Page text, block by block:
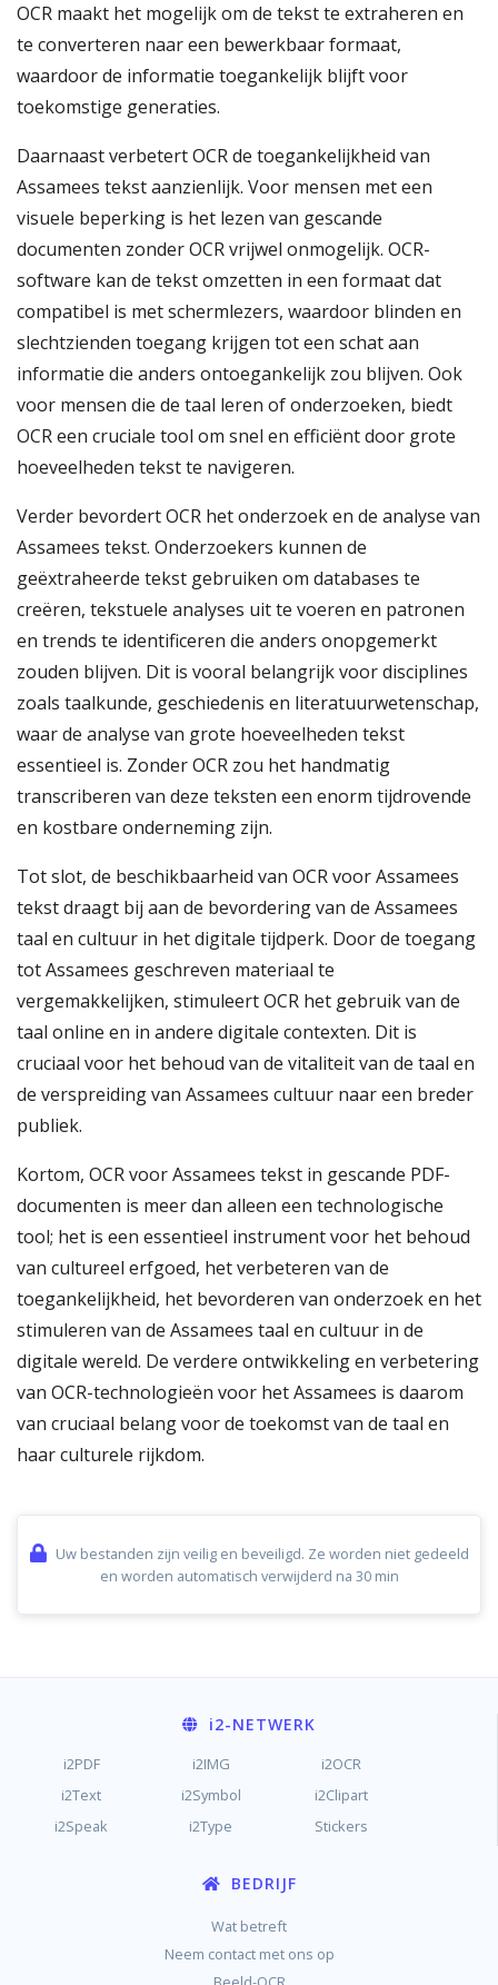
OCR maakt het mogelijk om de tekst te extraheren en
te converteren naar een bewerkbaar formaat,
waardoor de informatie toegankelijk blijft voor
toekomstige generaties.
Daarnaast verbetert OCR de toegankelijkheid van
Assamees tekst aanzienlijk. Voor mensen met een
visuele beperking is het lezen van gescande
documenten zonder OCR vrijwel onmogelijk. OCR-
software kan de tekst omzetten in een formaat dat
compatibel is met schermlezers, waardoor blinden en
slechtzienden toegang krijgen tot een schat aan
informatie die anders ontoegankelijk zou blijven. Ook
voor mensen die de taal leren of onderzoeken, biedt
OCR een cruciale tool om snel en efficiënt door grote
hoeveelheden tekst te navigeren.
Verder bevordert OCR het onderzoek en de analyse van
Assamees tekst. Onderzoekers kunnen de
geëxtraheerde tekst gebruiken om databases te
creëren, tekstuele analyses uit te voeren en patronen
en trends te identificeren die anders onopgemerkt
zouden blijven. Dit is vooral belangrijk voor disciplines
zoals taalkunde, geschiedenis en literatuurwetenschap,
waar de analyse van grote hoeveelheden tekst
essentieel is. Zonder OCR zou het handmatig
transcriberen van deze teksten een enorm tijdrovende
en kostbare onderneming zijn.
Tot slot, de beschikbaarheid van OCR voor Assamees
tekst draagt bij aan de bevordering van de Assamees
taal en cultuur in het digitale tijdperk. Door de toegang
tot Assamees geschreven materiaal te
vergemakkelijken, stimuleert OCR het gebruik van de
taal online en in andere digitale contexten. Dit is
cruciaal voor het behoud van de vitaliteit van de taal en
de verspreiding van Assamees cultuur naar een breder
publiek.
Kortom, OCR voor Assamees tekst in gescande PDF-
documenten is meer dan alleen een technologische
tool; het is een essentieel instrument voor het behoud
van cultureel erfgoed, het verbeteren van de
toegankelijkheid, het bevorderen van onderzoek en het
stimuleren van de Assamees taal en cultuur in de
digitale wereld. De verdere ontwikkeling en verbetering
van OCR-technologieën voor het Assamees is daarom
van cruciaal belang voor de toekomst van de taal en
haar culturele rijkdom.
Uw bestanden zijn veilig en beveiligd. Ze worden niet gedeeld
en worden automatisch verwijderd na 30 min
i2-NETWERK
i2PDF i2IMG
i2OCR
i2Text
i2Symbol
i2Clipart
i2Speak
i2Type Stickers
BEDRIJF
Wat betreft
Neem contact met ons op